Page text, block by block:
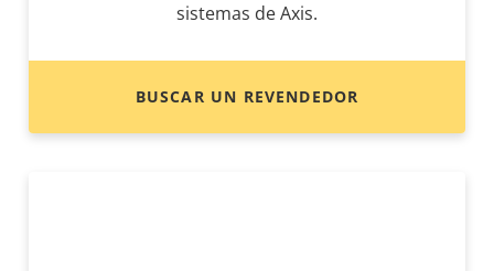
sistemas de Axis.
BUSCAR UN REVENDEDOR